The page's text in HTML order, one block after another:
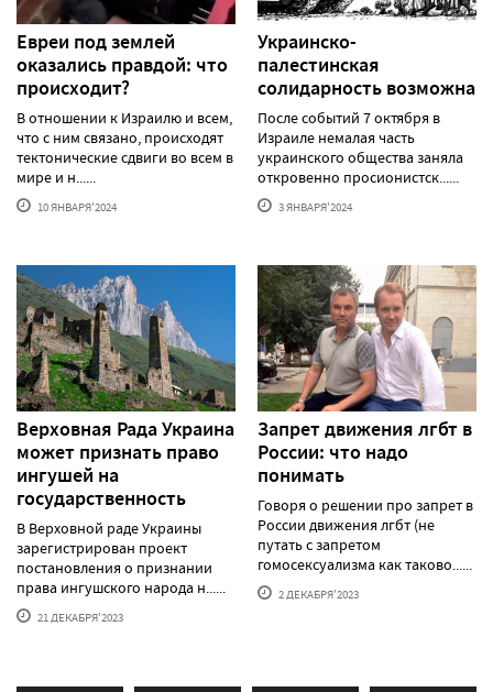
Евреи под землей
оказались правдой: что
происходит?
В отношении к Израилю и всем,
что с ним связано, происходят
тектонические сдвиги во всем в
мире и н......
10 ЯНВАРЯ'2024
Украинско-
палестинская
солидарность возможна
После событий 7 октября в
Израиле немалая часть
украинского общества заняла
откровенно просионистск......
3 ЯНВАРЯ'2024
Верховная Рада Украина
может признать право
ингушей на
государственность
В Верховной раде Украины
зарегистрирован проект
постановления о признании
права ингушского народа н......
21 ДЕКАБРЯ'2023
Запрет движения лгбт в
России: что надо
понимать
Говоря о решении про запрет в
России движения лгбт (не
путать с запретом
гомосексуализма как таково......
2 ДЕКАБРЯ'2023